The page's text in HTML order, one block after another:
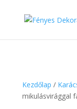
Kezdőlap /
mikulásvirággal